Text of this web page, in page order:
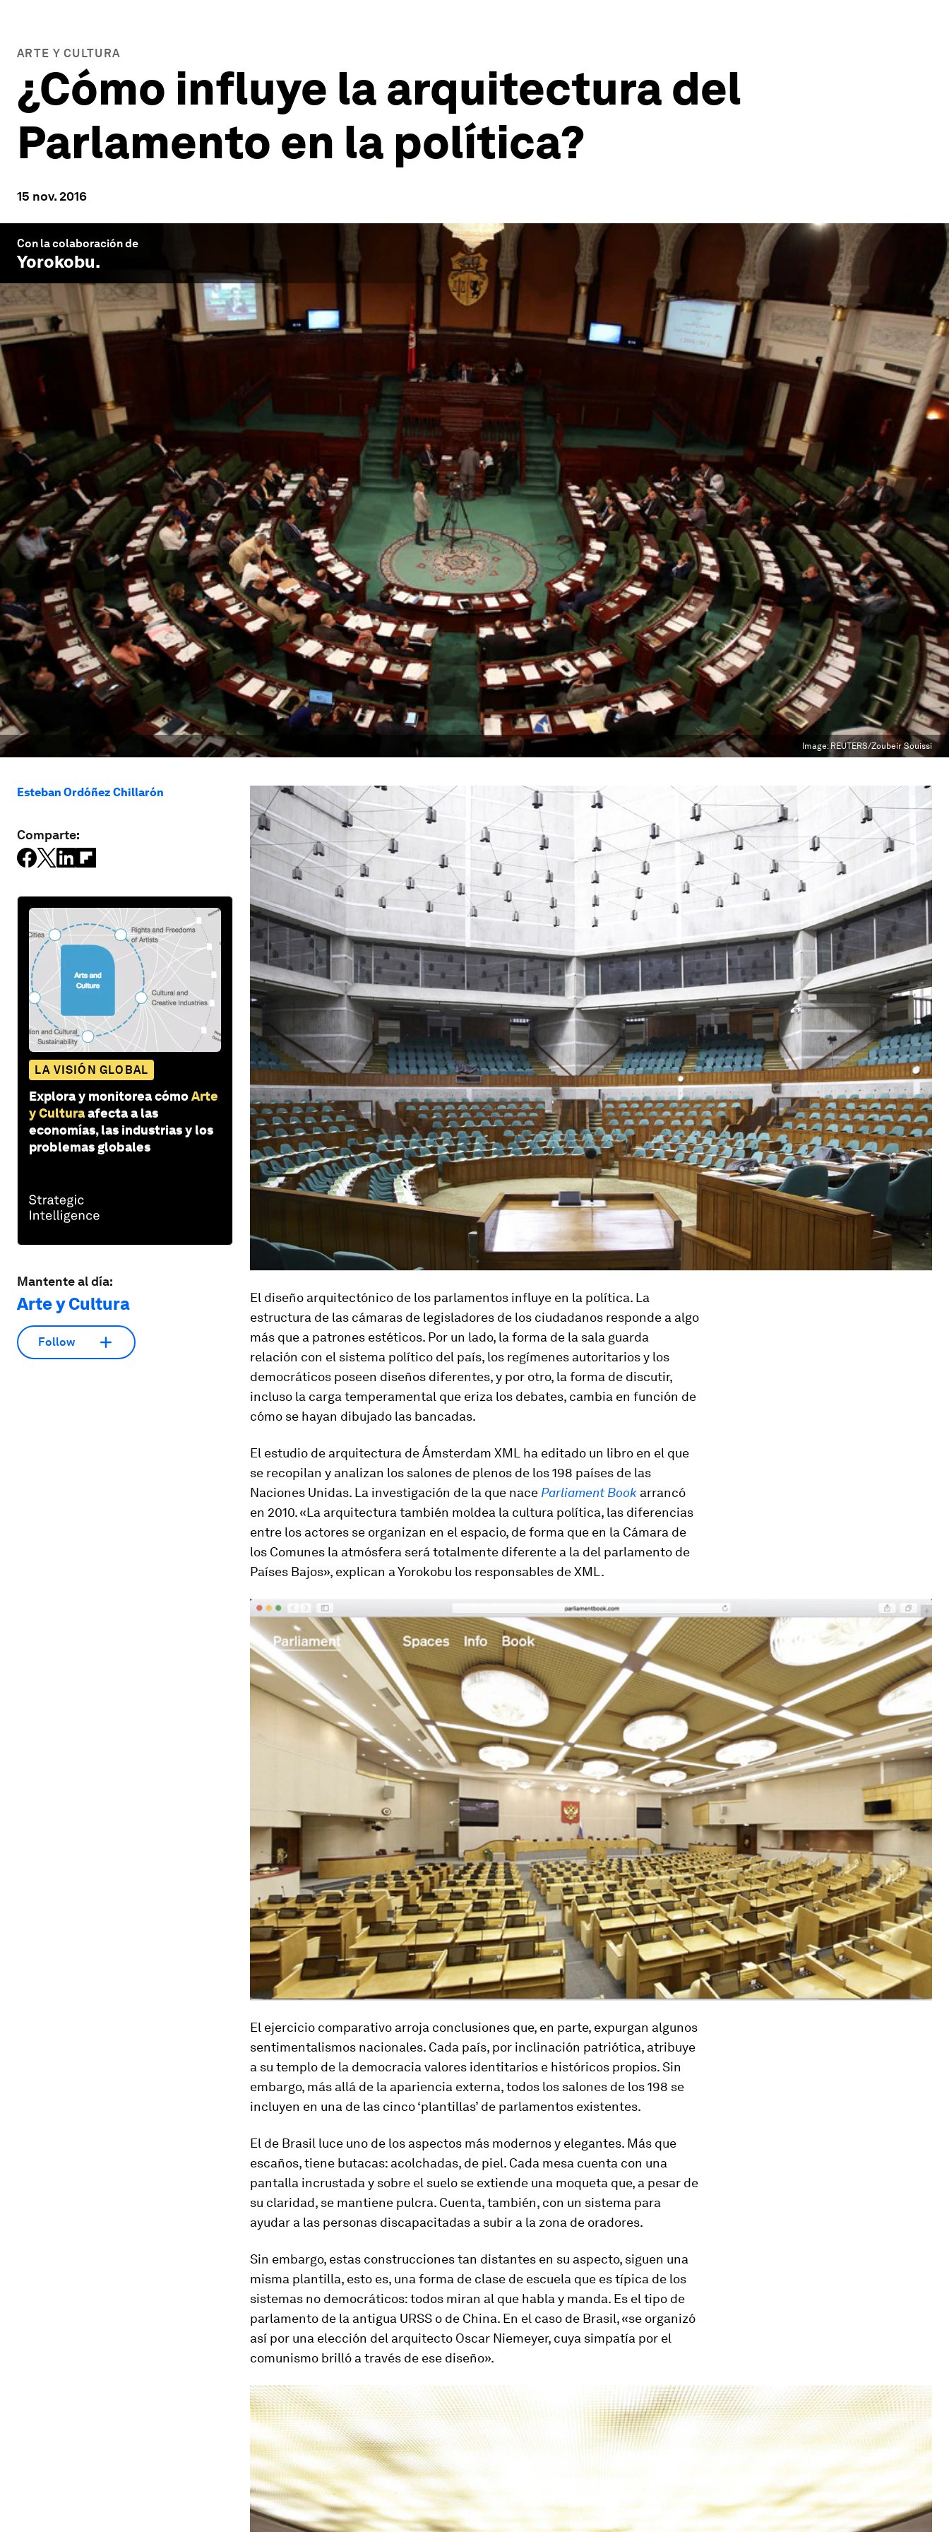
ARTE Y CULTURA
¿Cómo influye la arquitectura del
Parlamento en la política?
15 nov. 2016
Con la colaboración de
Yorokobu.
Image: REUTERS/Zoubeir Souissi
Esteban Ordóñez Chillarón
Comparte:
LA VISIÓN GLOBAL
Explora y monitorea cómoArte
y Culturaafecta a las
economías, las industrias y los
problemas globales
Mantente al día:
Arte y Cultura
Follow
El diseño arquitectónico de los parlamentos influye en la política. La
estructura de las cámaras de legisladores de los ciudadanos responde a algo
más que a patrones estéticos. Por un lado, la forma de la sala guarda
relación con el sistema político del país, los regímenes autoritarios y los
democráticos poseen diseños diferentes, y por otro, la forma de discutir,
incluso la carga temperamental que eriza los debates, cambia en función de
cómo se hayan dibujado las bancadas.
El estudio de arquitectura de Ámsterdam XML ha editado un libro en el que
se recopilan y analizan los salones de plenos de los 198 países de las
Naciones Unidas. La investigación de la que nace Parliament Book arrancó
en 2010. «La arquitectura también moldea la cultura política, las diferencias
entre los actores se organizan en el espacio, de forma que en la Cámara de
los Comunes la atmósfera será totalmente diferente a la del parlamento de
Países Bajos», explican a Yorokobu los responsables de XML.
El ejercicio comparativo arroja conclusiones que, en parte, expurgan algunos
sentimentalismos nacionales. Cada país, por inclinación patriótica, atribuye
a su templo de la democracia valores identitarios e históricos propios. Sin
embargo, más allá de la apariencia externa, todos los salones de los 198 se
incluyen en una de las cinco ‘plantillas’ de parlamentos existentes.
El de Brasil luce uno de los aspectos más modernos y elegantes. Más que
escaños, tiene butacas: acolchadas, de piel. Cada mesa cuenta con una
pantalla incrustada y sobre el suelo se extiende una moqueta que, a pesar de
su claridad, se mantiene pulcra. Cuenta, también, con un sistema para
ayudar a las personas discapacitadas a subir a la zona de oradores.
Sin embargo, estas construcciones tan distantes en su aspecto, siguen una
misma plantilla, esto es, una forma de clase de escuela que es típica de los
sistemas no democráticos: todos miran al que habla y manda. Es el tipo de
parlamento de la antigua URSS o de China. En el caso de Brasil, «se organizó
así por una elección del arquitecto Oscar Niemeyer, cuya simpatía por el
comunismo brilló a través de ese diseño».